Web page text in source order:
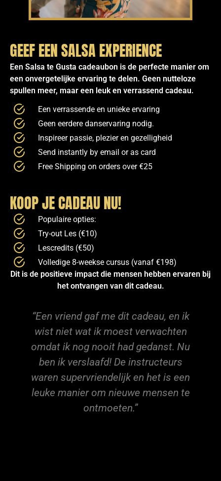
GEEF EEN SALSA EXPERIENCE
Een Salsa te Gusta cadeaubon is de perfecte manier om
een onvergetelijke ervaring te delen. Geen nutteloze
spullen meer, maar een leuk en verrassend cadeau.
Een verrassende en unieke ervaring
Geen eerdere danservaring nodig.
Inspireer passie, plezier en gezelligheid
Send instantly by email or as card
Free Shipping on orders over €25
KOOP JE CADEAU NU!
Populaire opties:
Try-out Les (€10)
Lescredits (€50)
Volledige 8-weekse cursus (vanaf €198)
Dit is de positieve impact die mensen hebben ervaren bij
het ontvangen van dit cadeau.
vriend gaf me dit cadeau, en ik
niet wat ik moest verwachten
ik nog nooit had gedanst. Nu
ik verslaafd! De instructeurs
supervriendelijk en het is een
manier om nieuwe mensen te
ontmoeten.”
“Dit
is mijn
heb